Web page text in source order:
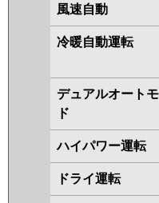
風速自動
冷暖自動運転
デュアルオート
ド
ハイパワー運転
ドライ運転